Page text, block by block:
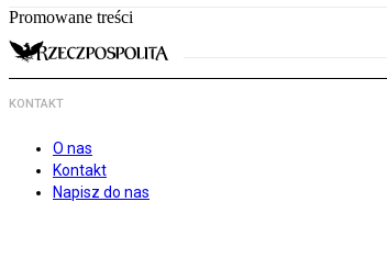
Promowane treści
KONTAKT
O nas
Kontakt
Napisz do nas